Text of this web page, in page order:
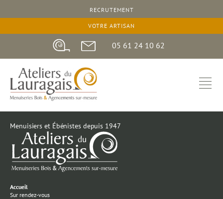
RECRUTEMENT
VOTRE ARTISAN
05 61 24 10 62
Menuisiers et Ébénistes depuis 1947
Accueil
Sur rendez-vous